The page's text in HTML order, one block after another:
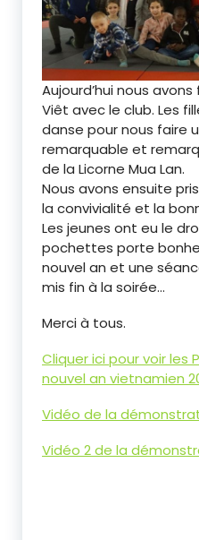
Aujourd’hui nous
Viêt avec le club. Les
danse pour nous faire
remarquable et
de la Licorne Mua Lan.
Nous avons ensuite
la convivialité et la
Les jeunes ont eu le
pochettes porte
nouvel an et une
mis fin à la soirée…
Merci à tous.
Cliquer ici pour voir les
nouvel an vietnamien
Vidéo de la
Vidéo 2 de la